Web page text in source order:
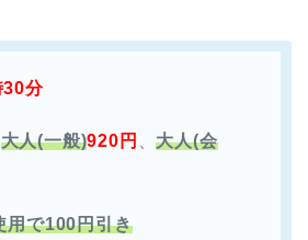
30分
大人(一般)920円 、大人(会
用で100円引き